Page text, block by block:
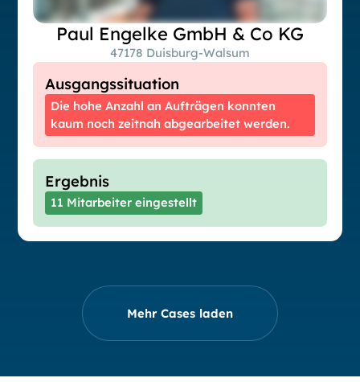
Ausgangssituation
Die hohe Anzahl an Aufträgen konnten
kaum noch zeitnah abgearbeitet werden.
Ergebnis
11 Mitarbeiter eingestellt
Paul Engelke GmbH & Co KG
47178 Duisburg-Walsum
Mehr Cases laden